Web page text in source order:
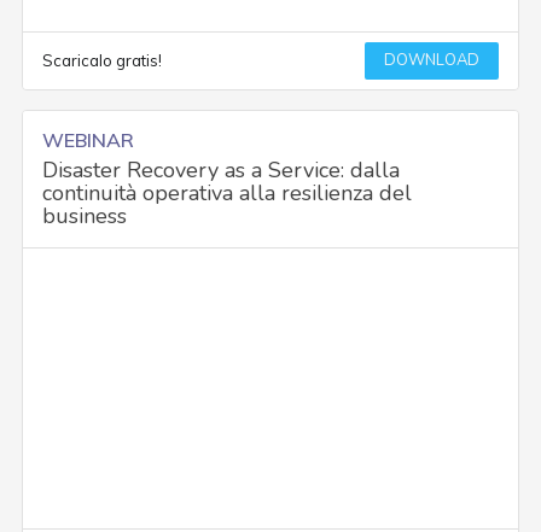
Scaricalo gratis! DOWNLOAD
WEBINAR
Disaster Recovery as a Service: dalla
continuità operativa alla resilienza del
business